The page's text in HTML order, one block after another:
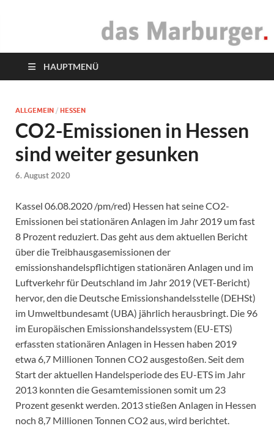
das Marburger.
HAUPTMENÜ
ALLGEMEIN / HESSEN
CO2-Emissionen in Hessen
sind weiter gesunken
6. August 2020
Kassel 06.08.2020 /pm/red) Hessen hat seine CO2-
Emissionen bei stationären Anlagen im Jahr 2019 um fast
8 Prozent reduziert. Das geht aus dem aktuellen Bericht
über die Treibhausgasemissionen der
emissionshandelspflichtigen stationären Anlagen und im
Luftverkehr für Deutschland im Jahr 2019 (VET-Bericht)
hervor, den die Deutsche Emissionshandelsstelle (DEHSt)
im Umweltbundesamt (UBA) jährlich herausbringt. Die 96
im Europäischen Emissionshandelssystem (EU-ETS)
erfassten stationären Anlagen in Hessen haben 2019
etwa 6,7 Millionen Tonnen CO2 ausgestoßen. Seit dem
Start der aktuellen Handelsperiode des EU-ETS im Jahr
2013 konnten die Gesamtemissionen somit um 23
Prozent gesenkt werden. 2013 stießen Anlagen in Hessen
noch 8,7 Millionen Tonnen CO2 aus, wird berichtet.